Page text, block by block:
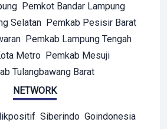
Pemkot Bandar Lampung
Selatan Pemkab Pesisir Barat
Pemkab Lampung Tengah
Metro Pemkab Mesuji
Tulangbawang Barat
NETWORK
Siberindo Goindonesia